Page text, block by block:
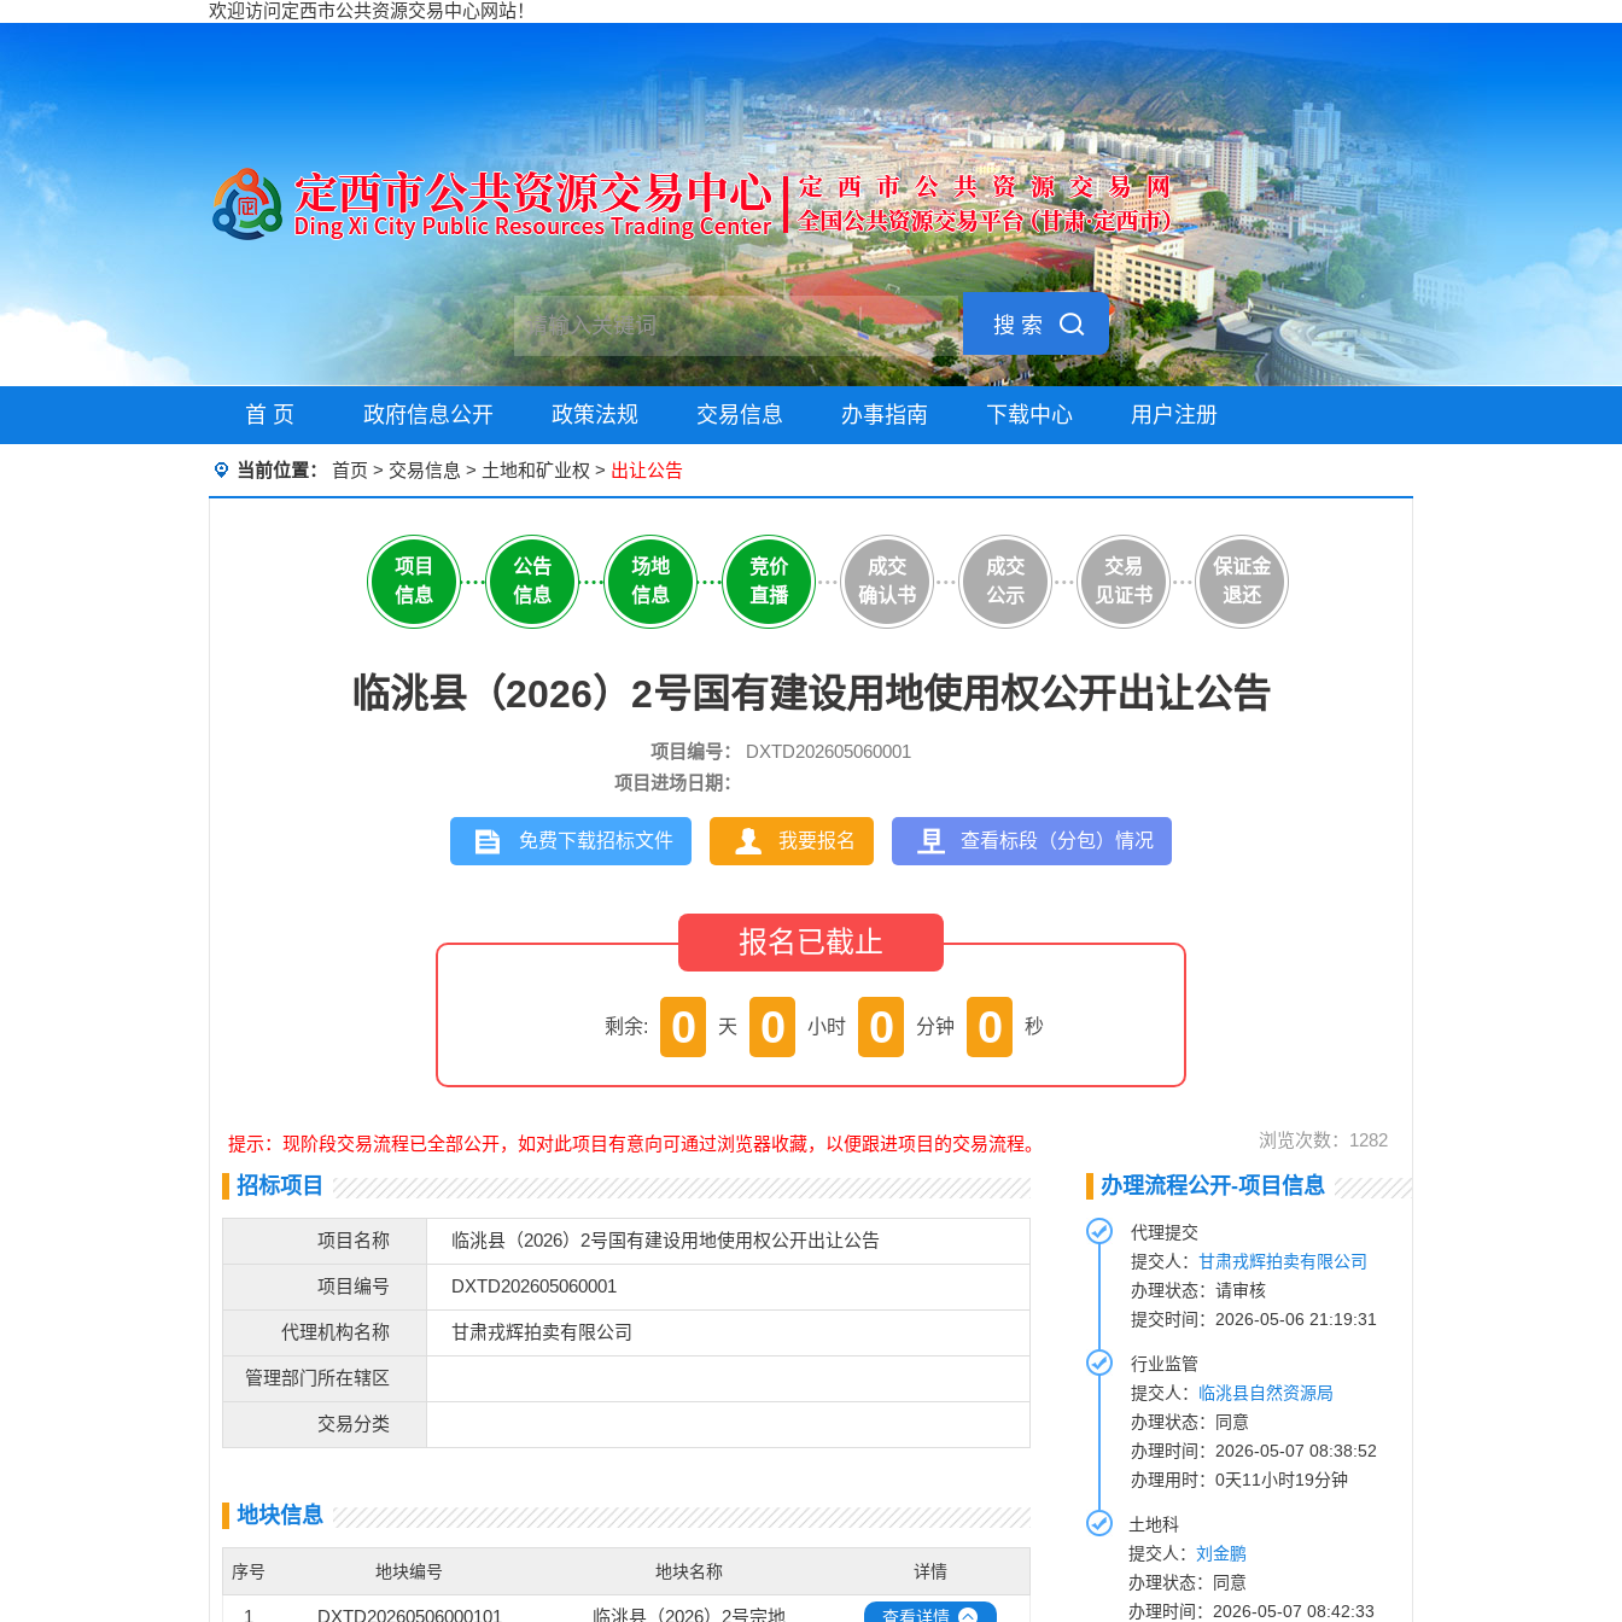
欢迎访问定西市公共资源交易中心网站！
搜 索
首 页 政府信息公开 政策法规 交易信息 办事指南 下载中心 用户注册
当前位置： 首页 > 交易信息 > 土地和矿业权 > 出让公告
项目
信息
公告
信息
场地
信息
竞价
直播
成交
确认书
成交
公示
交易
见证书
保证金
退还
临洮县（2026）2号国有建设用地使用权公开出让公告
项目编号：
DXTD202605060001
项目进场日期：
免费下载招标文件 我要报名 查看标段（分包）情况
报名已截止
剩余: 0 天 0 小时 0 分钟 0 秒
提示：现阶段交易流程已全部公开，如对此项目有意向可通过浏览器收藏，以便跟进项目的交易流程。 浏览次数： 1282
招标项目
项目名称 临洮县（2026）2号国有建设用地使用权公开出让公告
项目编号 DXTD202605060001
代理机构名称 甘肃戎辉拍卖有限公司
管理部门所在辖区
交易分类
地块信息
序号 地块编号 地块名称 详情
1 DXTD20260506000101 临洮县（2026）2号宗地 查看详情
办理流程公开-项目信息
代理提交
提交人： 甘肃戎辉拍卖有限公司
办理状态：请审核
提交时间：2026-05-06 21:19:31
行业监管
提交人： 临洮县自然资源局
办理状态：同意
办理时间：2026-05-07 08:38:52
办理用时：0天11小时19分钟
土地科
提交人： 刘金鹏
办理状态：同意
办理时间：2026-05-07 08:42:33